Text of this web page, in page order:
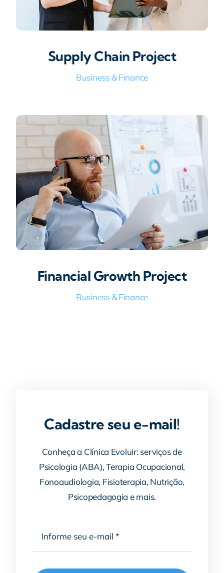
Supply Chain Project
Business & Finance
Financial Growth Project
Business & Finance
Cadastre seu e-mail!
Conheça a Clínica Evoluir: serviços de
Psicologia (ABA), Terapia Ocupacional,
Fonoaudiologia, Fisioterapia, Nutrição,
Psicopedagogia e mais.